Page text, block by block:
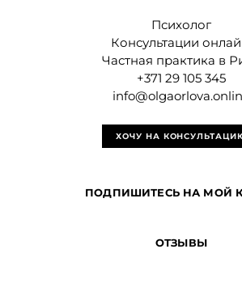
Психолог
Консультации
Частная практика в
+371 29 105 345
ХОЧУ НА
ПОДПИШИТЕСЬ НА МОЙ
ОТЗЫВЫ